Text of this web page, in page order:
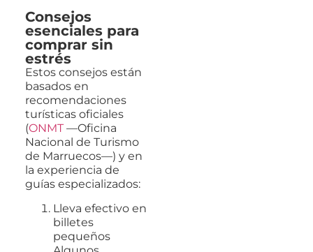
Consejos
esenciales para
comprar sin
estrés
Estos consejos están
basados en
recomendaciones
turísticas oficiales
(ONMT —Oficina
Nacional de Turismo
de Marruecos—) y en
la experiencia de
guías especializados:
Lleva efectivo en
billetes
pequeños